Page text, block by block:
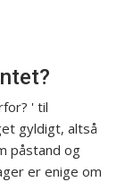
' til
gyldigt, altså
påstand og
er enige om